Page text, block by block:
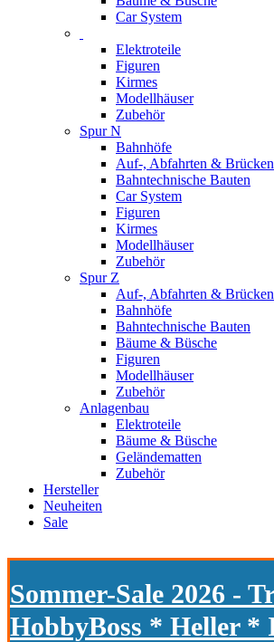
Car System
Elektroteile
Figuren
Kirmes
Modellhäuser
Zubehör
Spur N
Bahnhöfe
Auf-, Abfahrten & Brücken
Bahntechnische Bauten
Car System
Figuren
Kirmes
Modellhäuser
Zubehör
Spur Z
Auf-, Abfahrten & Brücken
Bahnhöfe
Bahntechnische Bauten
Bäume & Büsche
Figuren
Modellhäuser
Zubehör
Anlagenbau
Elektroteile
Bäume & Büsche
Geländematten
Zubehör
Hersteller
Neuheiten
Sale
Sommer-Sale 2026 -
HobbyBoss * Heller *